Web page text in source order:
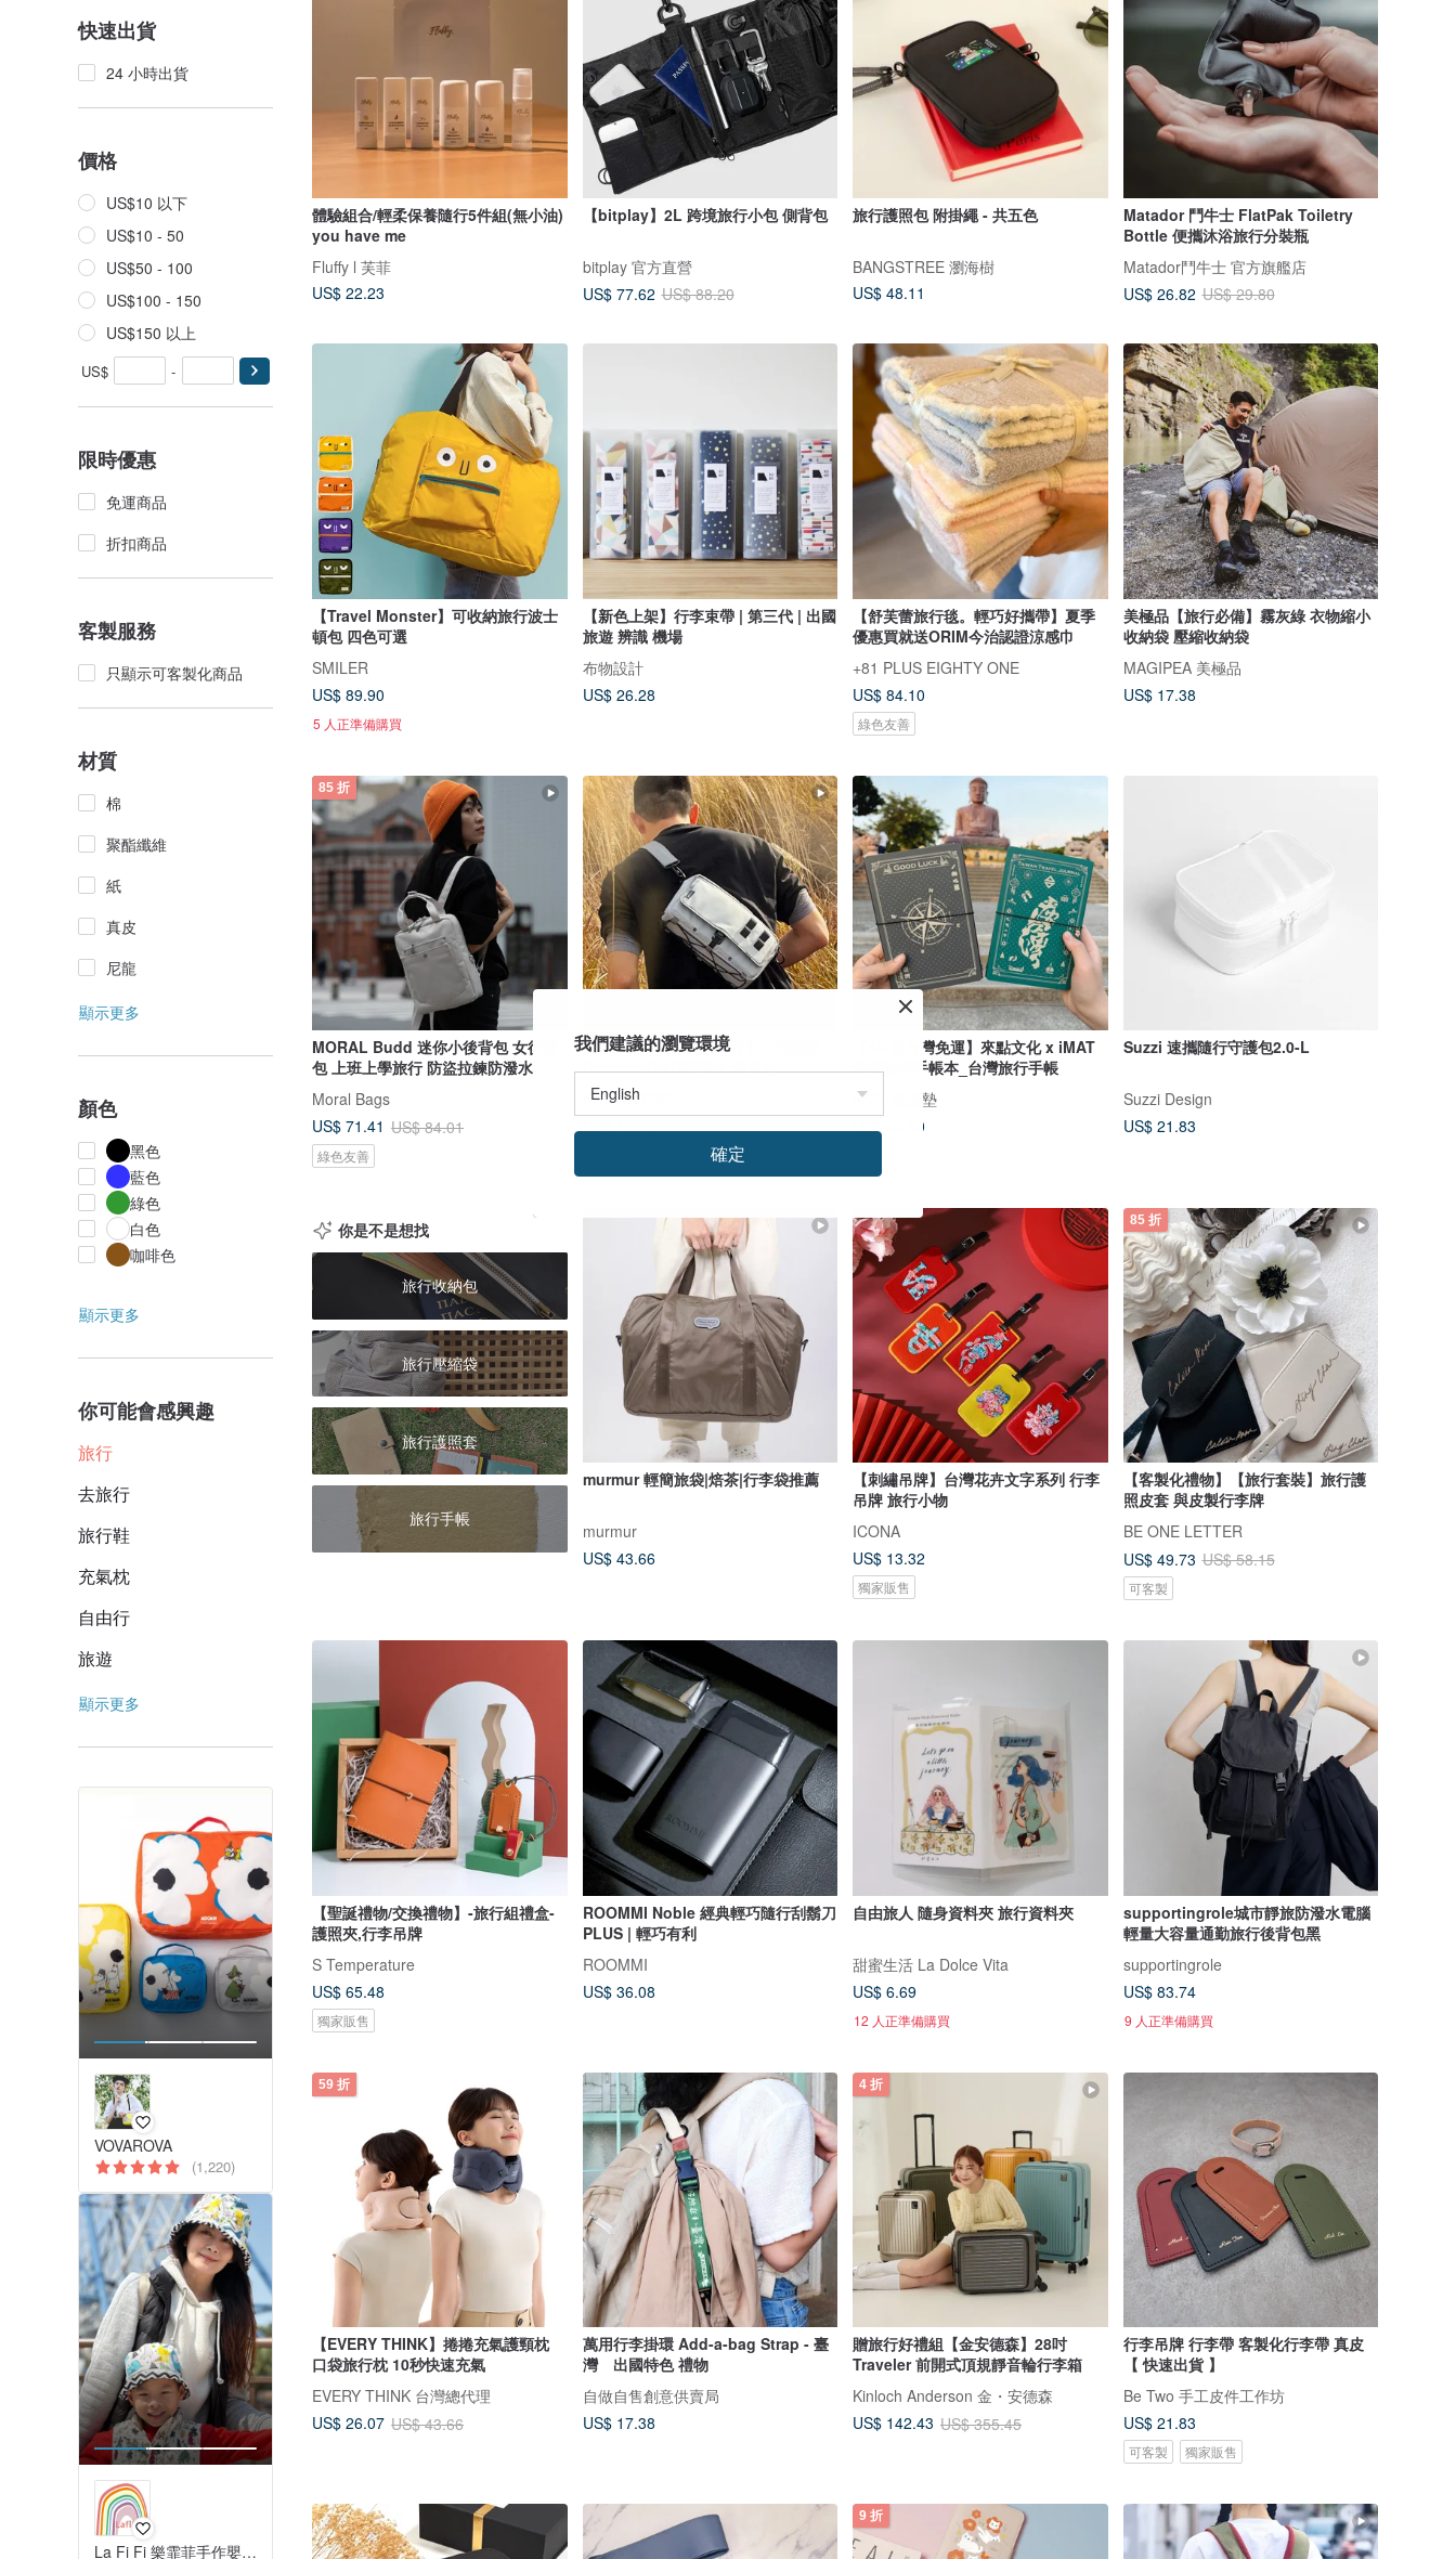
快速出貨
24 小時出貨
價格
US$10 以下
US$10 - 50
US$50 - 100
US$100 - 150
US$150 以上
US$ -
限時優惠
免運商品
折扣商品
客製服務
只顯示可客製化商品
材質
棉
聚酯纖維
紙
真皮
尼龍
顯示更多
顏色
黑色
藍色
綠色
白色
咖啡色
顯示更多
你可能會感興趣
旅行
去旅行
旅行鞋
充氣枕
自由行
旅遊
顯示更多
VOVAROVA
(1,220)
La Fi Fi 樂霏菲手作嬰幼兒精品 & 親子生活
體驗組合/輕柔保養隨行5件組(無小油)
you have me
Fluffy l 芙菲
US$ 22.23
【bitplay】2L 跨境旅行小包 側背包
bitplay 官方直營
US$ 77.62 US$ 88.20
旅行護照包 附掛繩 - 共五色
BANGSTREE 瀏海樹
US$ 48.11
Matador 鬥牛士 FlatPak Toiletry
Bottle 便攜沐浴旅行分裝瓶
Matador鬥牛士 官方旗艦店
US$ 26.82 US$ 29.80
【Travel Monster】可收納旅行波士
頓包 四色可選
SMILER
US$ 89.90
5 人正準備購買
【新色上架】行李束帶 | 第三代 | 出國
旅遊 辨識 機場
布物設計
US$ 26.28
【舒芙蕾旅行毯。輕巧好攜帶】夏季
優惠買就送ORIM今治認證涼感巾
+81 PLUS EIGHTY ONE
US$ 84.10
綠色友善
美極品【旅行必備】霧灰綠 衣物縮小
收納袋 壓縮收納袋
MAGIPEA 美極品
US$ 17.38
85 折
MORAL Budd 迷你小後背包 女後背
包 上班上學旅行 防盜拉鍊防潑水
Moral Bags
US$ 71.41 US$ 84.01
綠色友善
Fastpac Plus 快翻斜背包 – 迷霧灰 |
Ripstop DWR防潑水 斜肩包
FREESTONE
【8/9前台灣免運】來點文化 x iMAT
創作旅伴手帳本_台灣旅行手帳
iMAT 愛桌墊
US$ 44.50
Suzzi 速攜隨行守護包2.0-L
Suzzi Design
US$ 21.83
你是不是想找
旅行收納包
旅行壓縮袋
旅行護照套
旅行手帳
murmur 輕簡旅袋|焙茶|行李袋推薦
murmur
US$ 43.66
【刺繡吊牌】台灣花卉文字系列 行李
吊牌 旅行小物
ICONA
US$ 13.32
獨家販售
85 折
【客製化禮物】【旅行套裝】旅行護
照皮套 與皮製行李牌
BE ONE LETTER
US$ 49.73 US$ 58.15
可客製
【聖誕禮物/交換禮物】-旅行組禮盒-
護照夾,行李吊牌
S Temperature
US$ 65.48
獨家販售
ROOMMI Noble 經典輕巧隨行刮鬍刀
PLUS | 輕巧有利
ROOMMI
US$ 36.08
自由旅人 隨身資料夾 旅行資料夾
甜蜜生活 La Dolce Vita
US$ 6.69
12 人正準備購買
supportingrole城市靜旅防潑水電腦
輕量大容量通勤旅行後背包黑
supportingrole
US$ 83.74
9 人正準備購買
59 折
【EVERY THINK】捲捲充氣護頸枕
口袋旅行枕 10秒快速充氣
EVERY THINK 台灣總代理
US$ 26.07 US$ 43.66
萬用行李掛環 Add-a-bag Strap - 臺
灣 出國特色 禮物
自做自售創意供賣局
US$ 17.38
4 折
贈旅行好禮組【金安德森】28吋
Traveler 前開式頂規靜音輪行李箱
Kinloch Anderson 金・安德森
US$ 142.43 US$ 355.45
行李吊牌 行李帶 客製化行李帶 真皮
【 快速出貨 】
Be Two 手工皮件工作坊
US$ 21.83
可客製 獨家販售
9 折
我們建議的瀏覽環境
確定